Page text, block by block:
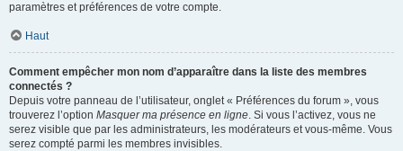
paramètres et préférences de votre compte.
Haut
Comment empêcher mon nom d’apparaître dans la liste des membres
connectés ?
Depuis votre panneau de l’utilisateur, onglet « Préférences du forum », vous
trouverez l’option Masquer ma présence en ligne. Si vous l’activez, vous ne
serez visible que par les administrateurs, les modérateurs et vous-même. Vous
serez compté parmi les membres invisibles.